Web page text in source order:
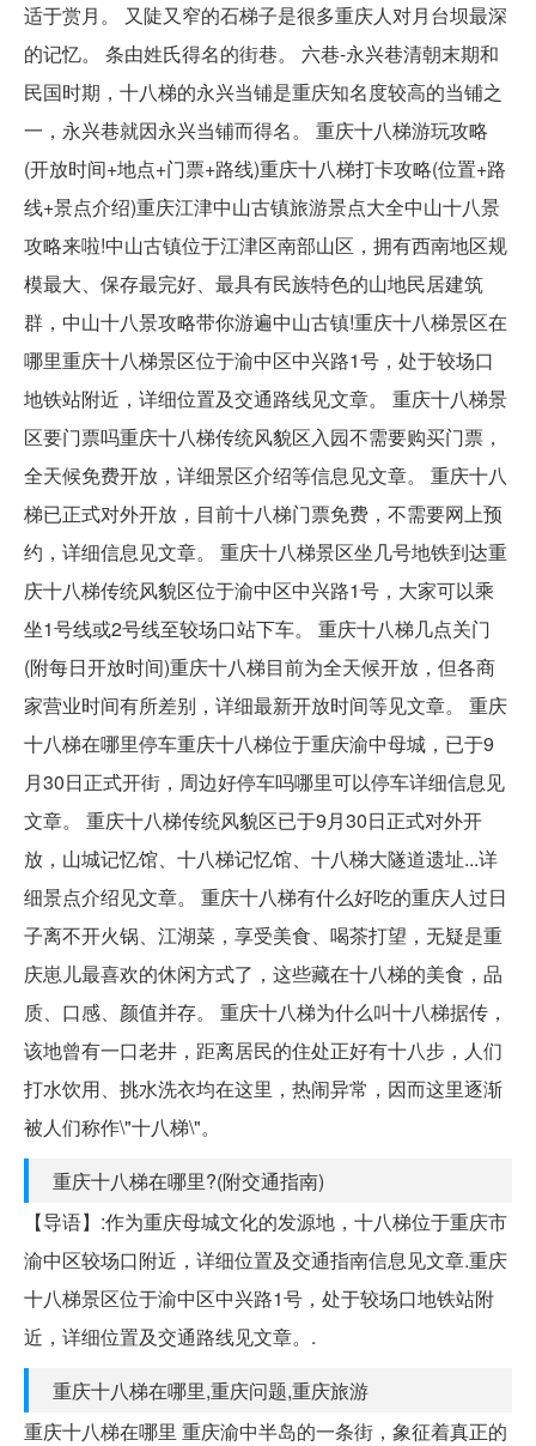
适于赏月。 又陡又窄的石梯子是很多重庆人对月台坝最深
的记忆。 条由姓氏得名的街巷。 六巷-永兴巷清朝末期和
民国时期，十八梯的永兴当铺是重庆知名度较高的当铺之
一，永兴巷就因永兴当铺而得名。 重庆十八梯游玩攻略
(开放时间+地点+门票+路线)重庆十八梯打卡攻略(位置+路
线+景点介绍)重庆江津中山古镇旅游景点大全中山十八景
攻略来啦!中山古镇位于江津区南部山区，拥有西南地区规
模最大、保存最完好、最具有民族特色的山地民居建筑
群，中山十八景攻略带你游遍中山古镇!重庆十八梯景区在
哪里重庆十八梯景区位于渝中区中兴路1号，处于较场口
地铁站附近，详细位置及交通路线见文章。 重庆十八梯景
区要门票吗重庆十八梯传统风貌区入园不需要购买门票，
全天候免费开放，详细景区介绍等信息见文章。 重庆十八
梯已正式对外开放，目前十八梯门票免费，不需要网上预
约，详细信息见文章。 重庆十八梯景区坐几号地铁到达重
庆十八梯传统风貌区位于渝中区中兴路1号，大家可以乘
坐1号线或2号线至较场口站下车。 重庆十八梯几点关门
(附每日开放时间)重庆十八梯目前为全天候开放，但各商
家营业时间有所差别，详细最新开放时间等见文章。 重庆
十八梯在哪里停车重庆十八梯位于重庆渝中母城，已于9
月30日正式开街，周边好停车吗哪里可以停车详细信息见
文章。 重庆十八梯传统风貌区已于9月30日正式对外开
放，山城记忆馆、十八梯记忆馆、十八梯大隧道遗址...详
细景点介绍见文章。 重庆十八梯有什么好吃的重庆人过日
子离不开火锅、江湖菜，享受美食、喝茶打望，无疑是重
庆崽儿最喜欢的休闲方式了，这些藏在十八梯的美食，品
质、口感、颜值并存。 重庆十八梯为什么叫十八梯据传，
该地曾有一口老井，距离居民的住处正好有十八步，人们
打水饮用、挑水洗衣均在这里，热闹异常，因而这里逐渐
被人们称作\"十八梯\"。
重庆十八梯在哪里?(附交通指南)
【导语】:作为重庆母城文化的发源地，十八梯位于重庆市
渝中区较场口附近，详细位置及交通指南信息见文章.重庆
十八梯景区位于渝中区中兴路1号，处于较场口地铁站附
近，详细位置及交通路线见文章。.
重庆十八梯在哪里,重庆问题,重庆旅游
重庆十八梯在哪里 重庆渝中半岛的一条街，象征着真正的